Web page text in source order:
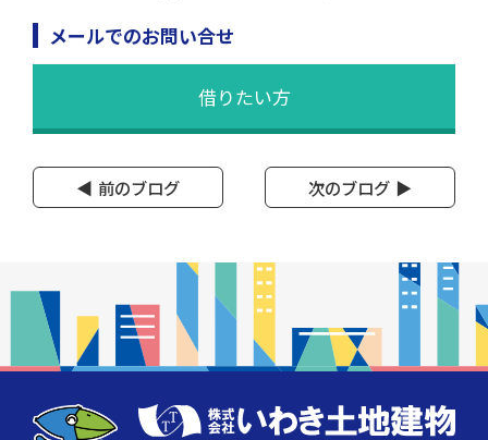
メールでのお問い合せ
借りたい方
前のブログ 次のブログ